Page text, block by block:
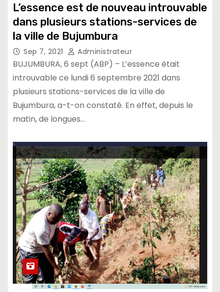
L’essence est de nouveau introuvable
dans plusieurs stations-services de
la ville de Bujumbura
Sep 7, 2021 Administrateur
BUJUMBURA, 6 sept (ABP) – L’essence était
introuvable ce lundi 6 septembre 2021 dans
plusieurs stations-services de la ville de
Bujumbura, a-t-on constaté. En effet, depuis le
matin, de longues…